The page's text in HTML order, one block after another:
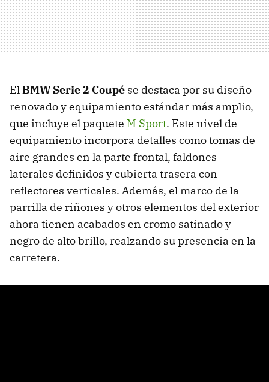
ElBMW Serie 2 Coupé se destaca por su diseño
renovado y equipamiento estándar más amplio,
que incluye el paquete M Sport. Este nivel de
equipamiento incorpora detalles como tomas de
aire grandes en la parte frontal, faldones
laterales definidos y cubierta trasera con
reflectores verticales. Además, el marco de la
parrilla de riñones y otros elementos del exterior
ahora tienen acabados en cromo satinado y
negro de alto brillo, realzando su presencia en la
carretera.